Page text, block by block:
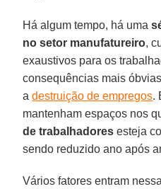
Há algum tempo, há uma
no setor manufatureiro,
exaustivos para os
consequências mais
adestruição de empregos.
mantenham espaços nos
de trabalhadores esteja
sendo reduzido ano após
Vários fatores entram